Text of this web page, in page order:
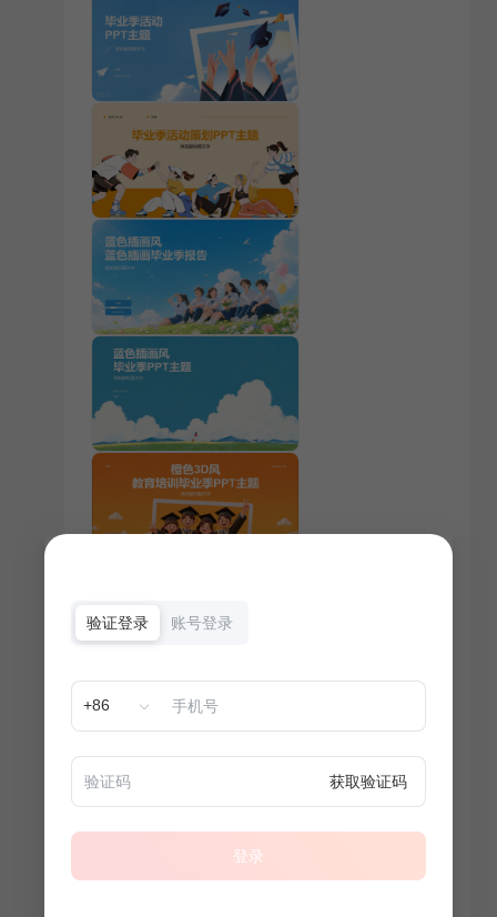
验证登录 账号登录
+86
获取验证码
登录